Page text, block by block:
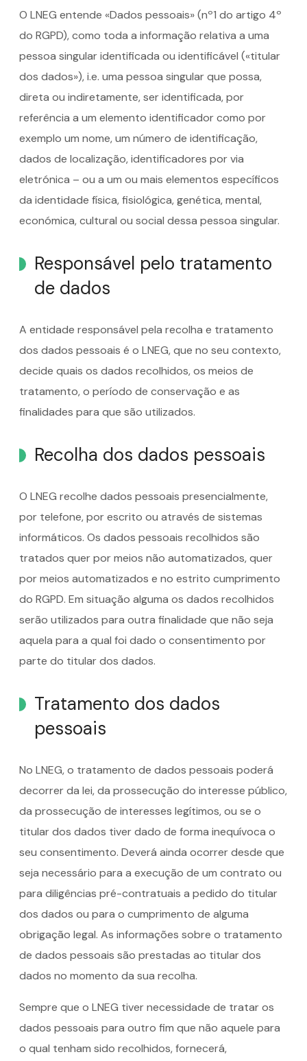
O LNEG entende «Dados pessoais» (nº1 do artigo 4º
do RGPD), como toda a informação relativa a uma
pessoa singular identificada ou identificável («titular
dos dados»), i.e. uma pessoa singular que possa,
direta ou indiretamente, ser identificada, por
referência a um elemento identificador como por
exemplo um nome, um número de identificação,
dados de localização, identificadores por via
eletrónica – ou a um ou mais elementos específicos
da identidade física, fisiológica, genética, mental,
económica, cultural ou social dessa pessoa singular.
Responsável pelo tratamento
de dados
A entidade responsável pela recolha e tratamento
dos dados pessoais é o LNEG, que no seu contexto,
decide quais os dados recolhidos, os meios de
tratamento, o período de conservação e as
finalidades para que são utilizados.
Recolha dos dados pessoais
O LNEG recolhe dados pessoais presencialmente,
por telefone, por escrito ou através de sistemas
informáticos. Os dados pessoais recolhidos são
tratados quer por meios não automatizados, quer
por meios automatizados e no estrito cumprimento
do RGPD. Em situação alguma os dados recolhidos
serão utilizados para outra finalidade que não seja
aquela para a qual foi dado o consentimento por
parte do titular dos dados.
Tratamento dos dados
pessoais
No LNEG, o tratamento de dados pessoais poderá
decorrer da lei, da prossecução do interesse público,
da prossecução de interesses legítimos, ou se o
titular dos dados tiver dado de forma inequívoca o
seu consentimento. Deverá ainda ocorrer desde que
seja necessário para a execução de um contrato ou
para diligências pré-contratuais a pedido do titular
dos dados ou para o cumprimento de alguma
obrigação legal. As informações sobre o tratamento
de dados pessoais são prestadas ao titular dos
dados no momento da sua recolha.
Sempre que o LNEG tiver necessidade de tratar os
dados pessoais para outro fim que não aquele para
o qual tenham sido recolhidos, fornecerá,